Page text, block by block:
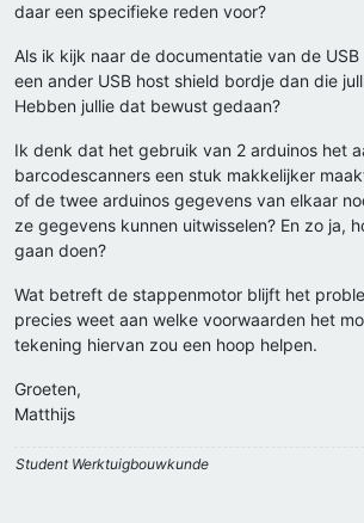
daar een specifieke reden voor?
Als ik kijk naar de documentatie van de
een ander USB host shield bordje dan die
Hebben jullie dat bewust gedaan?
Ik denk dat het gebruik van 2 arduinos het
barcodescanners een stuk makkelijker
of de twee arduinos gegevens van elkaar
ze gegevens kunnen uitwisselen? En zo ja,
gaan doen?
Wat betreft de stappenmotor blijft het
precies weet aan welke voorwaarden het
tekening hiervan zou een hoop helpen.
Groeten,
Matthijs
Student Werktuigbouwkunde